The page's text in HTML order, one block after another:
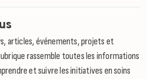
articles, événements, projets et
rassemble toutes les informations
et suivre les initiatives en soins